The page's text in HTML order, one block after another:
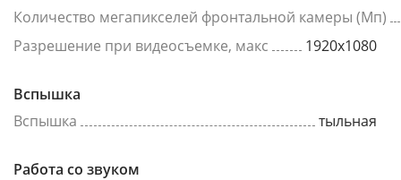
Количество мегапикселей фронтальной камеры (Мп)
Разрешение при видеосъемке, макс
1920x1080
Вспышка
Вспышка
тыльная
Работа со звуком